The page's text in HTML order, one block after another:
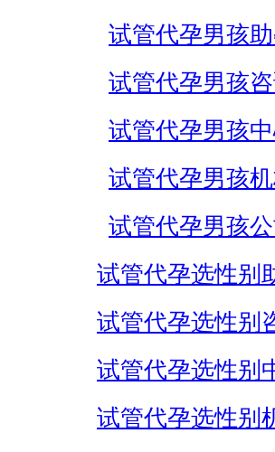
试管代孕男孩
试管代孕男孩
试管代孕男孩
试管代孕男孩
试管代孕男孩公
试管代孕选性别
试管代孕选性别
试管代孕选性别
试管代孕选性别